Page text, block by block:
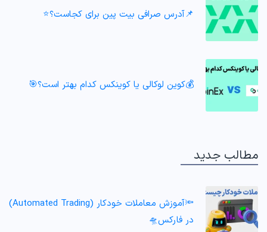
📌آدرس صرافی بیت پین برای کجاست؟⭐️
💰کوین لوکالی یا کوینکس کدام بهتر است؟🎯
مطالب جدید
🔦آموزش معاملات خودکار (Automated Trading)
در فارکس🛸